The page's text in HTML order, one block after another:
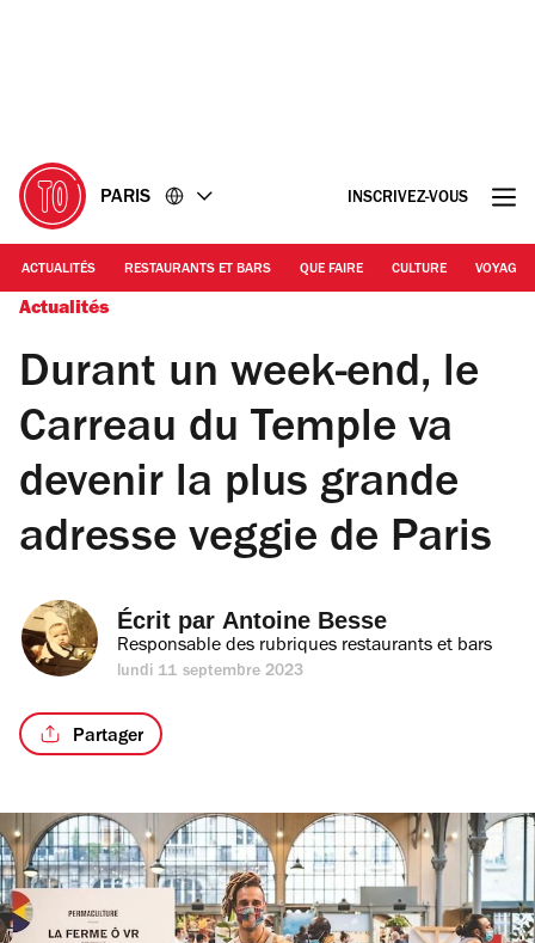
PARIS INSCRIVEZ-VOUS
ACTUALITÉS RESTAURANTS ET BARS QUE FAIRE CULTURE VOYAGE
Actualités
Durant un week-end, le
Carreau du Temple va
devenir la plus grande
adresse veggie de Paris
Écrit par Antoine Besse
Responsable des rubriques restaurants et bars
lundi 11 septembre 2023
Partager